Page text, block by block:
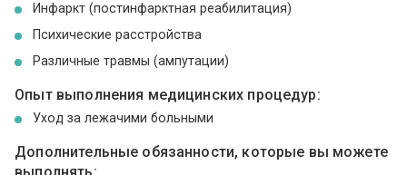
Инфаркт (постинфарктная реабилитация)
Психические расстройства
Различные травмы (ампутации)
Опыт выполнения медицинских процедур:
Уход за лежачими больными
Дополнительные обязанности, которые вы можете